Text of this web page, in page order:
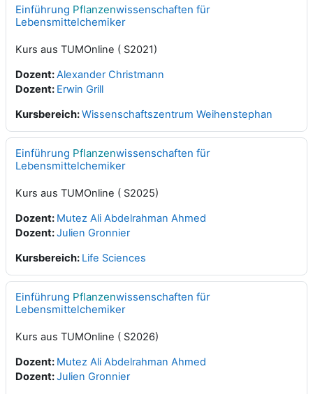
Einführung Pflanzenwissenschaften für
Lebensmittelchemiker
Kurs aus TUMOnline ( S2021)
Dozent:Alexander Christmann
Dozent: Erwin Grill
Kursbereich:Wissenschaftszentrum Weihenstephan
Einführung Pflanzenwissenschaften für
Lebensmittelchemiker
Kurs aus TUMOnline ( S2025)
Dozent: Mutez Ali Abdelrahman Ahmed
Dozent:Julien Gronnier
Kursbereich: Life Sciences
Einführung Pflanzenwissenschaften für
Lebensmittelchemiker
Kurs aus TUMOnline ( S2026)
Dozent: Mutez Ali Abdelrahman Ahmed
Dozent:Julien Gronnier